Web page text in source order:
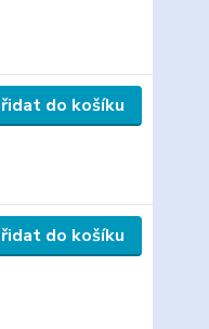
do košíku
do košíku